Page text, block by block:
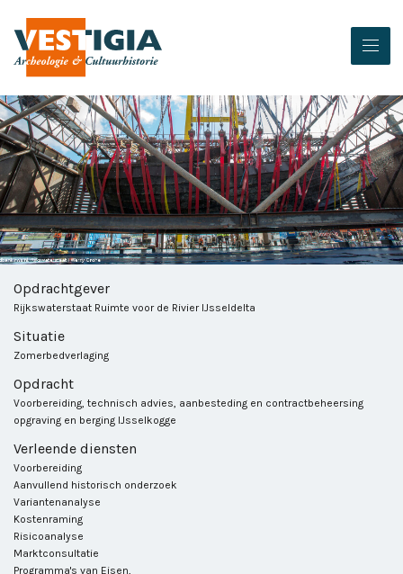
Opdrachtgever
Rijkswaterstaat Ruimte voor de Rivier IJsseldelta
Situatie
Zomerbedverlaging
Opdracht
Voorbereiding, technisch advies, aanbesteding en contractbeheersing
opgraving en berging IJsselkogge
Verleende diensten
Voorbereiding
Aanvullend historisch onderzoek
Variantenanalyse
Kostenraming
Risicoanalyse
Marktconsultatie
Programma's van Eisen,